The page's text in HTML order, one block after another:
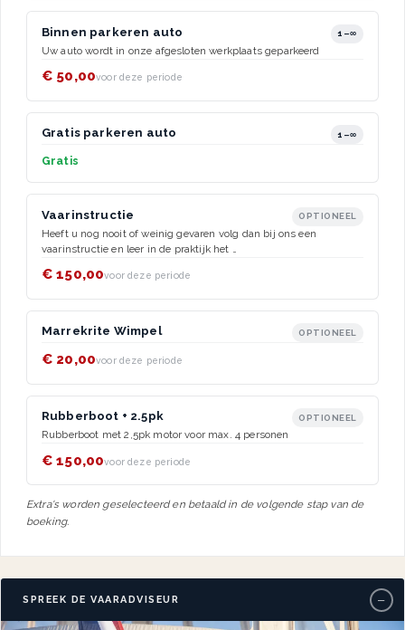
Binnen parkeren auto 1–∞
Uw auto wordt in onze afgesloten werkplaats geparkeerd
€ 50,00voor deze periode
Gratis parkeren auto 1–∞
Gratis
Vaarinstructie OPTIONEEL
Heeft u nog nooit of weinig gevaren volg dan bij ons een
vaarinstructie en leer in de praktijk het …
€ 150,00voor deze periode
Marrekrite Wimpel OPTIONEEL
€ 20,00voor deze periode
Rubberboot + 2.5pk OPTIONEEL
Rubberboot met 2,5pk motor voor max. 4 personen
€ 150,00voor deze periode
Extra's worden geselecteerd en betaald in de volgende stap van de
boeking.
SPREEK DE VAARADVISEUR −